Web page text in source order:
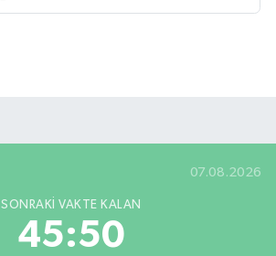
07.08.2026
SONRAKI VAKTE KALAN
45:49